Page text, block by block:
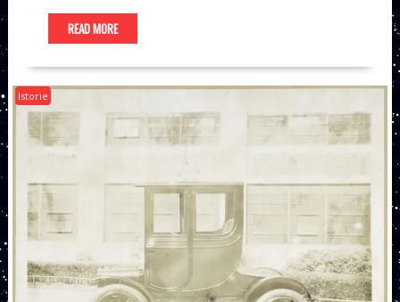
READ MORE
Istorie